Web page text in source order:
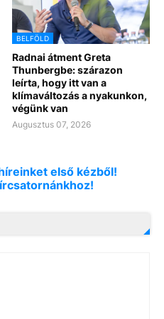
BELFÖLD
Radnai átment Greta
Thunbergbe: szárazon
leírta, hogy itt van a
klímaváltozás a nyakunkon,
végünk van
Augusztus 07, 2026
első kézből!